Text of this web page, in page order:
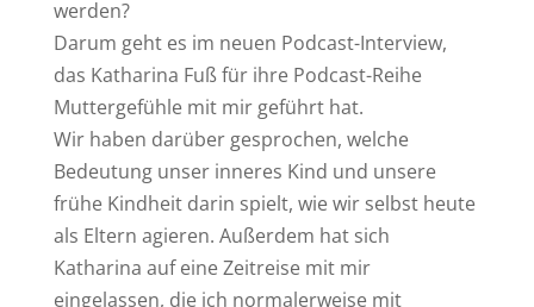
werden?
Darum geht es im neuen Podcast-Interview,
das Katharina Fuß für ihre Podcast-Reihe
Muttergefühle mit mir geführt hat.
Wir haben darüber gesprochen, welche
Bedeutung unser inneres Kind und unsere
frühe Kindheit darin spielt, wie wir selbst heute
als Eltern agieren. Außerdem hat sich
Katharina auf eine Zeitreise mit mir
eingelassen, die ich normalerweise mit